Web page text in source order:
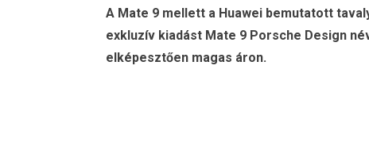
A Mate 9 mellett a Huawei bemutatott
exkluzív kiadást Mate 9 Porsche Design
elképesztően magas áron.